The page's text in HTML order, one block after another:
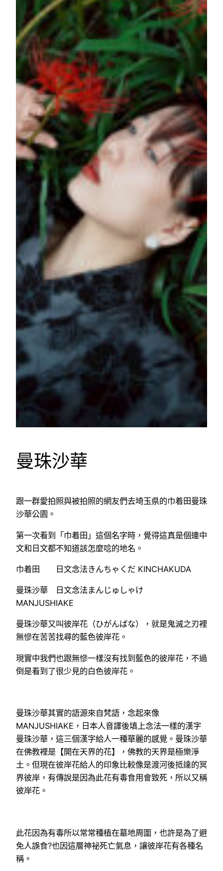
曼珠沙華
跟一群愛拍照與被拍照的網友們去埼玉県的巾着田曼珠
沙華公園。
第一次看到「巾着田」這個名字時，覺得這真是個連中
文和日文都不知道該怎麼唸的地名。
巾着田 日文念法きんちゃくだ KINCHAKUDA
曼珠沙華 日文念法まんじゅしゃけ
MANJUSHIAKE
曼珠沙華又叫彼岸花（ひがんばな），就是鬼滅之刃裡
無慘在苦苦找尋的藍色彼岸花。
現實中我們也跟無慘一樣沒有找到藍色的彼岸花，不過
倒是看到了很少見的白色彼岸花。
曼珠沙華其實的語源來自梵語，念起來像
MANJUSHIAKE，日本人音譯後填上念法一樣的漢字
曼珠沙華，這三個漢字給人一種華麗的感覺。曼珠沙華
在佛教裡是【開在天界的花】，佛教的天界是極樂淨
土。但現在彼岸花給人的印象比較像是渡河後抵達的冥
界彼岸，有傳說是因為此花有毒食用會致死，所以又稱
彼岸花。
此花因為有毒所以常常種植在墓地周圍，也許是為了避
免人誤食?也因這層神祕死亡氣息，讓彼岸花有各種名
稱。